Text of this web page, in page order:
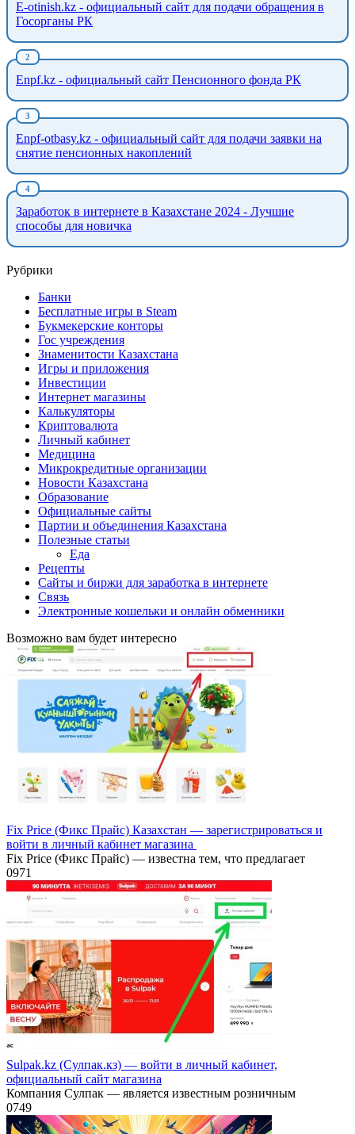
E-otinish.kz - официальный сайт для подачи обращения в
Госорганы РК
Enpf.kz - официальный сайт Пенсионного фонда РК
Enpf-otbasy.kz - официальный сайт для подачи заявки на
снятие пенсионных накоплений
Заработок в интернете в Казахстане 2024 - Лучшие
способы для новичка
Рубрики
Банки
Бесплатные игры в Steam
Букмекерские конторы
Гос учреждения
Знаменитости Казахстана
Игры и приложения
Инвестиции
Интернет магазины
Калькуляторы
Криптовалюта
Личный кабинет
Медицина
Микрокредитные организации
Новости Казахстана
Образование
Официальные сайты
Партии и объединения Казахстана
Полезные статьи
Еда
Рецепты
Сайты и биржи для заработка в интернете
Связь
Электронные кошельки и онлайн обменники
Возможно вам будет интересно
Fix Price (Фикс Прайс) Казахстан — зарегистрироваться и
войти в личный кабинет магазина
Fix Price (Фикс Прайс) — известна тем, что предлагает
0971
Sulpak.kz (Сулпак.кз) — войти в личный кабинет,
официальный сайт магазина
Компания Сулпак — является известным розничным
0749